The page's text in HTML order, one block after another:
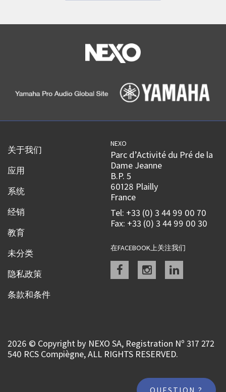
QUESTION ?
关于我们
应用
系统
经销
教育
未分类
隐私政策
条款和条件
NEXO
Parc d’Activité du Pré de la
Dame Jeanne
B.P. 5
60128 Plailly
France
Tel: +33 (0) 3 44 99 00 70
Fax: +33 (0) 3 44 99 00 30
在FACEBOOK上关注我们
Facebookinstagramlinkedin
2026 © Copyright by NEXO SA, Registration Nº 317 272
540 RCS Compiègne, ALL RIGHTS RESERVED.